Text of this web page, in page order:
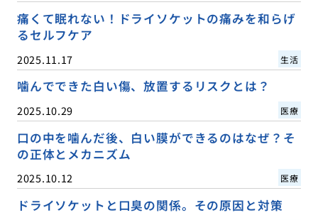
痛くて眠れない！ドライソケットの痛みを和らげ
るセルフケア
2025.11.17 生活
噛んでできた白い傷、放置するリスクとは？
2025.10.29 医療
口の中を噛んだ後、白い膜ができるのはなぜ？そ
の正体とメカニズム
2025.10.12 医療
ドライソケットと口臭の関係。その原因と対策